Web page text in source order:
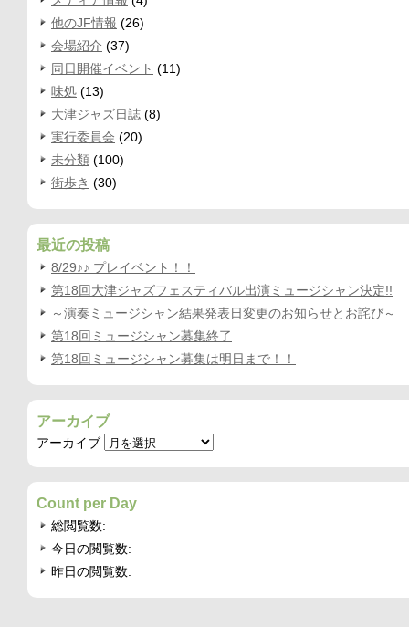
他のJF情報 (26)
会場紹介 (37)
同日開催イベント (11)
味処 (13)
大津ジャズ日誌 (8)
実行委員会 (20)
未分類 (100)
街歩き (30)
最近の投稿
8/29♪♪ プレイベント！！
第18回大津ジャズフェスティバル出演ミュージシャン決定!!
～演奏ミュージシャン結果発表日変更のお知らせとお詫び～
第18回ミュージシャン募集終了
第18回ミュージシャン募集は明日まで！！
アーカイブ
アーカイブ
Count per Day
総閲覧数:
今日の閲覧数:
昨日の閲覧数: